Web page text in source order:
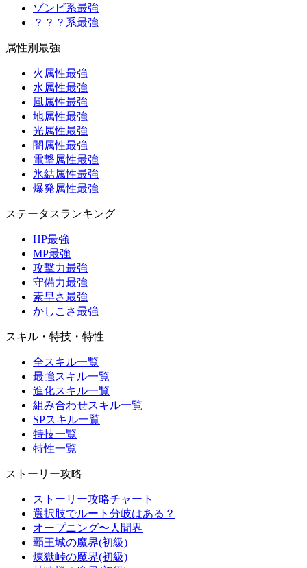
ゾンビ系最強
？？？系最強
属性別最強
火属性最強
水属性最強
風属性最強
地属性最強
光属性最強
闇属性最強
電撃属性最強
氷結属性最強
爆発属性最強
ステータスランキング
HP最強
MP最強
攻撃力最強
守備力最強
素早さ最強
かしこさ最強
スキル・特技・特性
全スキル一覧
最強スキル一覧
進化スキル一覧
組み合わせスキル一覧
SPスキル一覧
特技一覧
特性一覧
ストーリー攻略
ストーリー攻略チャート
選択肢でルート分岐はある？
オープニング〜人間界
覇王城の魔界(初級)
煉獄峠の魔界(初級)